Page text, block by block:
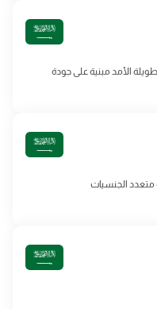
الأمد مبنية على جودة
الجنسيات